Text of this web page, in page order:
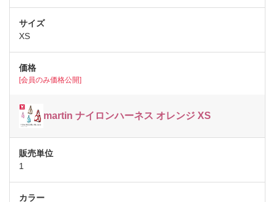
XS
[会員のみ価格公開]
martin ナイロンハーネス オレンジ XS
1